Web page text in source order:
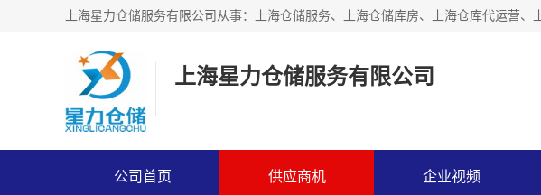
上海星力仓储服务有限公司
公司首页 供应商机 企业视频